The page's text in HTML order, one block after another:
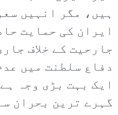
ہیں، مگر انہیں
ایران کی حمایت
جارحیت کے خلاف
دفاع سلطنت میں
ایک بہت بڑی وجہ
گہرے ترین بحران